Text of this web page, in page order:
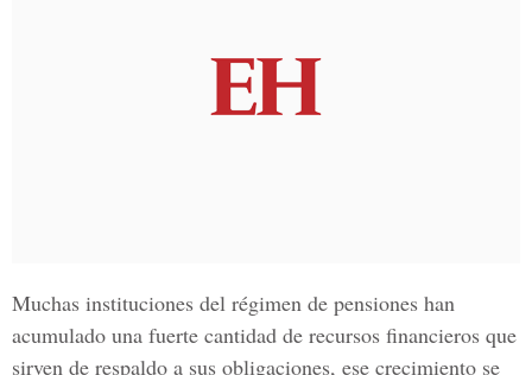
Muchas instituciones del régimen de pensiones han
acumulado una fuerte cantidad de recursos financieros que
sirven de respaldo a sus obligaciones, ese crecimiento se